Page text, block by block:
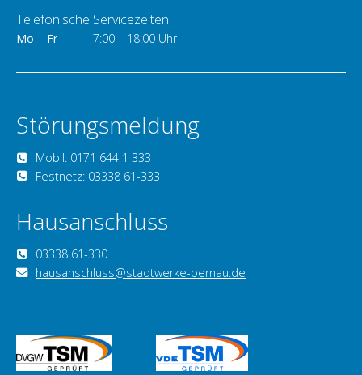
Telefonische Servicezeiten
Mo – Fr 7:00 – 18:00 Uhr
Störungsmeldung
Mobil: 0171 644 1 333
Festnetz: 03338 61-333
Hausanschluss
03338 61-330
hausanschluss@stadtwerke-bernau.de